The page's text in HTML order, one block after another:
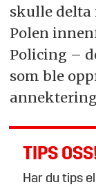
skulle delta
Polen
Policing –
som ble
TIPS
Har du tips